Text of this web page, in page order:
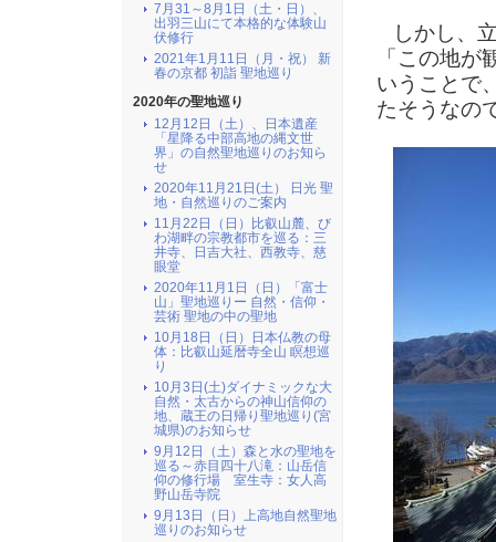
しかし、
「この地
いうことで
たそうなの
7月31～8月1日（土・日）、
出羽三山にて本格的な体験山
伏修行
2021年1月11日（月・祝） 新
春の京都 初詣 聖地巡り
2020年の聖地巡り
12月12日（土）、日本遺産
「星降る中部高地の縄文世
界」の自然聖地巡りのお知ら
せ
2020年11月21日(土） 日光 聖
地・自然巡りのご案内
11月22日（日）比叡山麓、び
わ湖畔の宗教都市を巡る：三
井寺、日吉大社、西教寺、慈
眼堂
2020年11月1日（日）「富士
山」聖地巡りー 自然・信仰・
芸術 聖地の中の聖地
10月18日（日）日本仏教の母
体：比叡山延暦寺全山 瞑想巡
り
10月3日(土)ダイナミックな大
自然・太古からの神山信仰の
地、蔵王の日帰り聖地巡り(宮
城県)のお知らせ
9月12日（土）森と水の聖地を
巡る～赤目四十八滝：山岳信
仰の修行場 室生寺：女人高
野山岳寺院
9月13日（日）上高地自然聖地
巡りのお知らせ